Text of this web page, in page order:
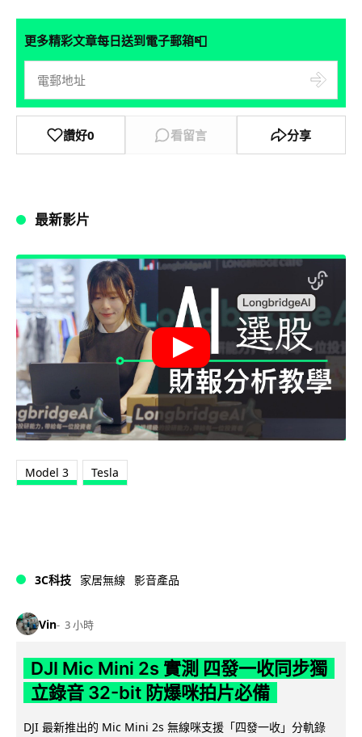
更多精彩文章每日送到電子郵箱📮
讚好0 看留言 分享
最新影片
Model 3 Tesla
3C科技 家居無線 影音產品
Vin 3 小時
DJI Mic Mini 2s 實測 四發一收同步獨
立錄音 32-bit 防爆咪拍片必備
DJI 最新推出的 Mic Mini 2s 無線咪支援「四發一收」分軌錄